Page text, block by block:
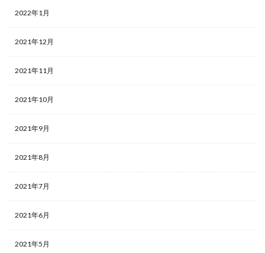
2022年1月
2021年12月
2021年11月
2021年10月
2021年9月
2021年8月
2021年7月
2021年6月
2021年5月